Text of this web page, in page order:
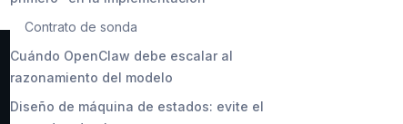
Contrato de sonda
Cuándo OpenClaw debe escalar al
razonamiento del modelo
Diseño de máquina de estados: evite el